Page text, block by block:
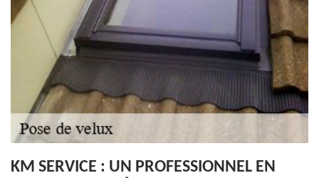
KM SERVICE : UN PROFESSIONNEL EN